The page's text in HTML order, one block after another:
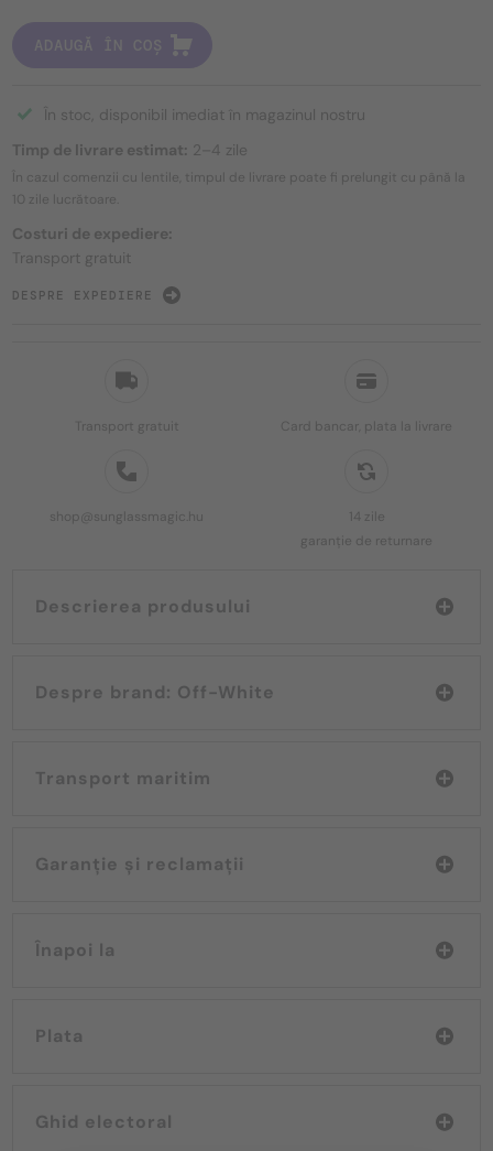
Transport gratuit Card bancar, plata la livrare
shop@sunglassmagic.hu
14 zile
garanție de returnare
Descrierea produsului
Despre brand: Off-White
Transport maritim
Garanție și reclamații
Înapoi la
Plata
Ghid electoral
ADAUGĂ ÎN COȘ
În stoc, disponibil imediat în magazinul nostru
Timp de livrare estimat: 2–4 zile
În cazul comenzii cu lentile, timpul de livrare poate fi prelungit cu până la
10 zile lucrătoare.
Costuri de expediere:
Transport gratuit
DESPRE EXPEDIERE